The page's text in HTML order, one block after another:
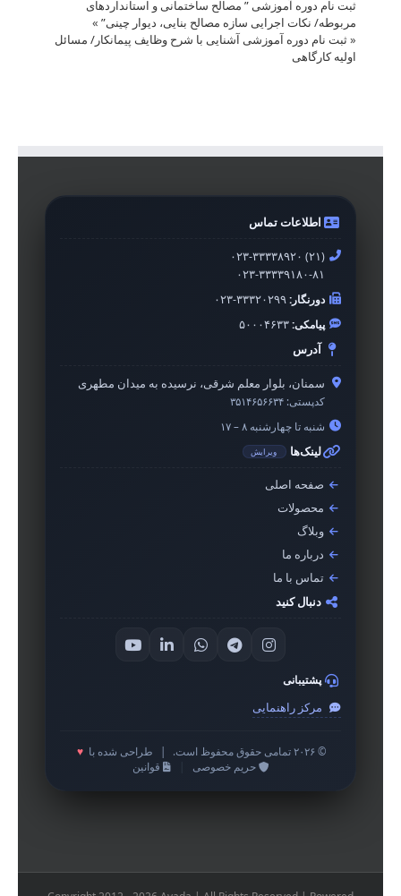
ثبت نام دوره آموزشی ” مصالح ساختمانی و استانداردهای
مربوطه/ نکات اجرایی سازه مصالح بنایی، دیوار چینی” »
«ثبت نام دوره آموزشی آشنایی با شرح وظایف پیمانکار/ مسائل
اولیه کارگاهی
اطلاعات تماس
۰۲۳-۳۳۳۳۸۹۲۰ (۲۱)
۰۲۳-۳۳۳۳۹۱۸۰-۸۱
دورنگار:۰۲۳-۳۳۳۲۰۲۹۹
پیامکی:۵۰۰۰۴۶۳۳
آدرس
سمنان، بلوار معلم شرقی، نرسیده به میدان مطهری
کدپستی: ۳۵۱۴۶۵۶۶۳۴
شنبه تا چهارشنبه ۸ – ۱۷
لینک‌ها ویرایش
صفحه اصلی
محصولات
وبلاگ
درباره ما
تماس با ما
دنبال کنید
پشتیبانی
مرکز راهنمایی
© ۲۰۲۶ تمامی حقوق محفوظ است. طراحی شده با ♥
حریم خصوصی
قوانین